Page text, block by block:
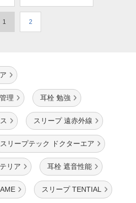
1 2
理 耳栓 勉強
スリープ 遠赤外線
スリープテック ドクターエア
リア 耳栓 遮音性能
スリープ TENTIAL